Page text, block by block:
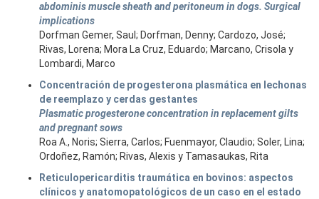
abdominis muscle sheath and peritoneum in dogs. Surgical
implications
Dorfman Gemer, Saul; Dorfman, Denny; Cardozo, José;
Rivas, Lorena; Mora La Cruz, Eduardo; Marcano, Crisola y
Lombardi, Marco
Concentración de progesterona plasmática en lechonas
de reemplazo y cerdas gestantes
Plasmatic progesterone concentration in replacement gilts
and pregnant sows
Roa A., Noris; Sierra, Carlos; Fuenmayor, Claudio; Soler, Lina;
Ordoñez, Ramón; Rivas, Alexis y Tamasaukas, Rita
Reticulopericarditis traumática en bovinos: aspectos
clínicos y anatomopatológicos de un caso en el estado